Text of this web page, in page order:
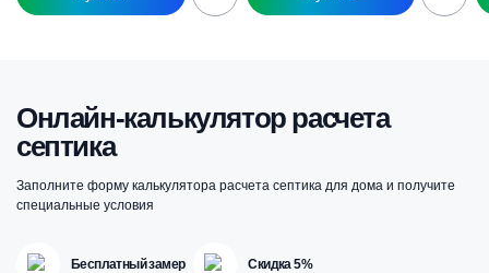
Онлайн-калькулятор расчета
септика
Заполните форму калькулятора расчета септика для дома и получите
специальные условия
Бесплатный замер Скидка 5%